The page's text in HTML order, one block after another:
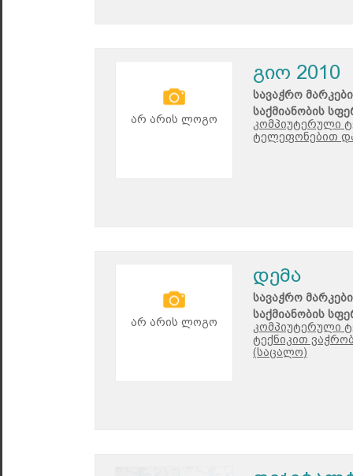
არ არის ლოგო
გიო 2010
სავაჭრო
საქმიანობის
კომპიუტერული
ტელეფონებით
არ არის ლოგო
დემა
სავაჭრო
საქმიანობის
კომპიუტერული
ტექნიკით
(საცალო)